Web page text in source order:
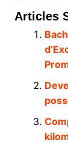
Articles